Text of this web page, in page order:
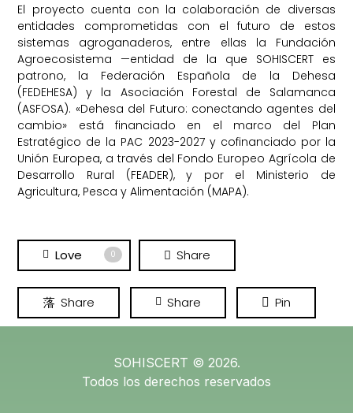
El proyecto cuenta con la colaboración de diversas
entidades comprometidas con el futuro de estos
sistemas agroganaderos, entre ellas la Fundación
Agroecosistema —entidad de la que SOHISCERT es
patrono, la Federación Española de la Dehesa
(FEDEHESA) y la Asociación Forestal de Salamanca
(ASFOSA). «Dehesa del Futuro: conectando agentes del
cambio» está financiado en el marco del Plan
Estratégico de la PAC 2023-2027 y cofinanciado por la
Unión Europea, a través del Fondo Europeo Agrícola de
Desarrollo Rural (FEADER), y por el Ministerio de
Agricultura, Pesca y Alimentación (MAPA).
Love 0 Share
Share Share Pin
SOHISCERT © 2026.
Todos los derechos reservados